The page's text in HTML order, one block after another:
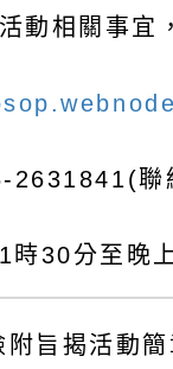
動相關事宜
2631841(聯
時30分至晚
附旨揭活動